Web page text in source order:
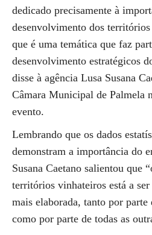
dedicado precisamente à
desenvolvimento dos
que é uma temática que faz
desenvolvimento estratégicos
disse à agência Lusa Susana
Câmara Municipal de Palmela
evento.
Lembrando que os dados
demonstram a importância do
Susana Caetano salientou que
territórios vinhateiros está a
mais elaborada, tanto por
como por parte de todas as